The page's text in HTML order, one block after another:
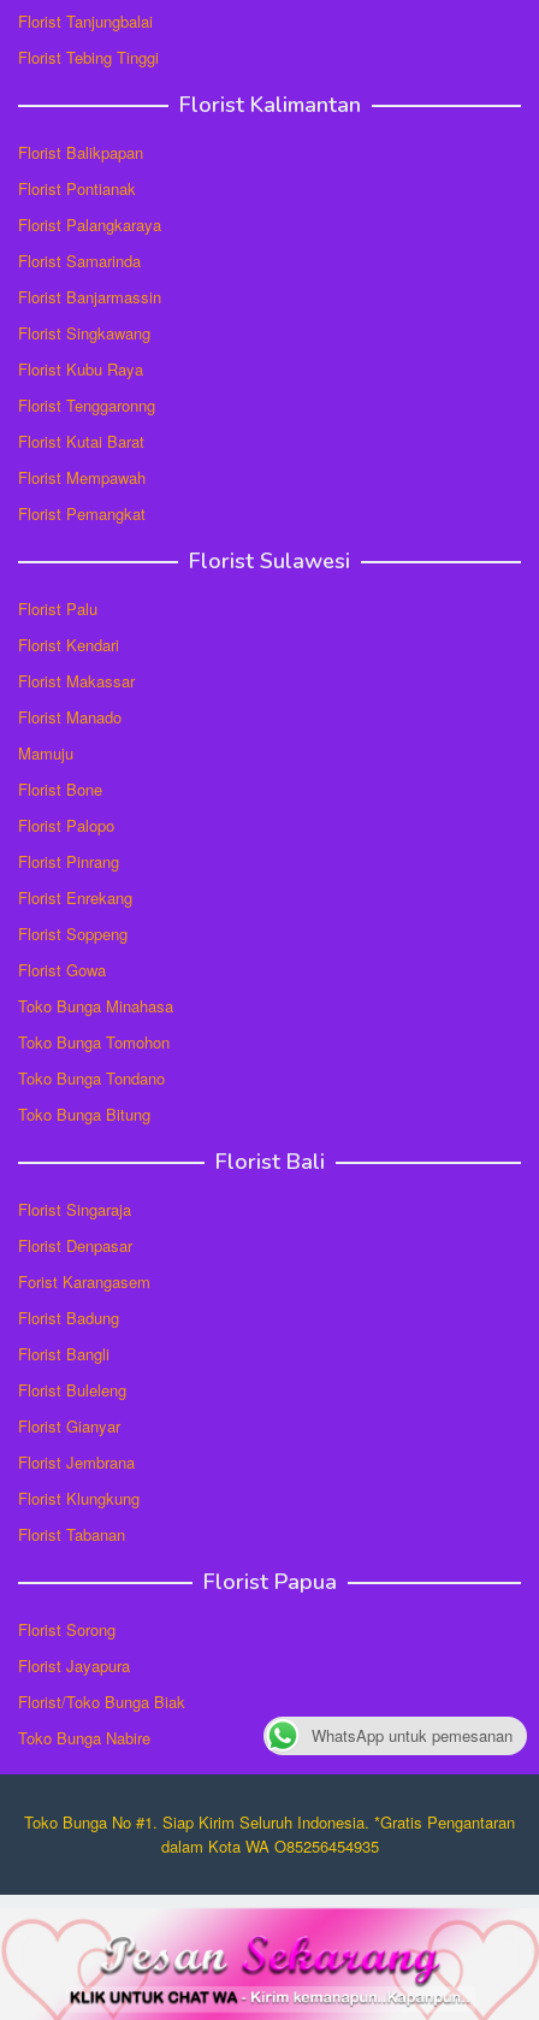
Florist Tanjungbalai
Florist Tebing Tinggi
Florist Kalimantan
Florist Balikpapan
Florist Pontianak
Florist Palangkaraya
Florist Samarinda
Florist Banjarmassin
Florist Singkawang
Florist Kubu Raya
Florist Tenggaronng
Florist Kutai Barat
Florist Mempawah
Florist Pemangkat
Florist Sulawesi
Florist Palu
Florist Kendari
Florist Makassar
Florist Manado
Mamuju
Florist Bone
Florist Palopo
Florist Pinrang
Florist Enrekang
Florist Soppeng
Florist Gowa
Toko Bunga Minahasa
Toko Bunga Tomohon
Toko Bunga Tondano
Toko Bunga Bitung
Florist Bali
Florist Singaraja
Florist Denpasar
Forist Karangasem
Florist Badung
Florist Bangli
Florist Buleleng
Florist Gianyar
Florist Jembrana
Florist Klungkung
Florist Tabanan
Florist Papua
Florist Sorong
Florist Jayapura
Florist/Toko Bunga Biak
Toko Bunga Nabire
Toko Bunga No #1. Siap Kirim Seluruh Indonesia. *Gratis Pengantaran
dalam Kota WA O85256454935
WhatsApp untuk pemesanan